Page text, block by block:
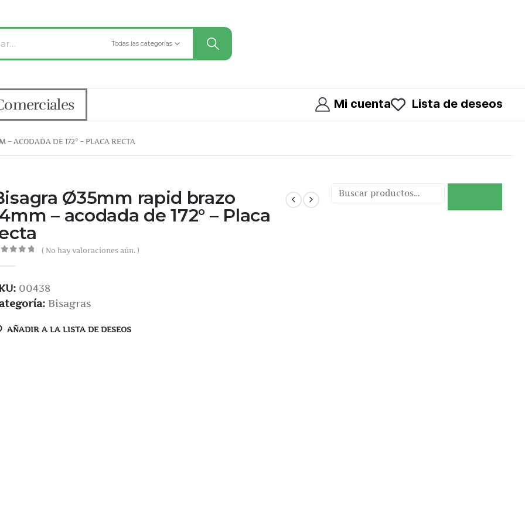
Todas las categorías
Mi cuenta Lista de deseos
ACODADA DE 172° – PLACA RECTA
Ø35mm rapid brazo
– acodada de 172° – Placa
( No hay valoraciones aún. )
00438
Bisagras
AÑADIR A LA LISTA DE DESEOS